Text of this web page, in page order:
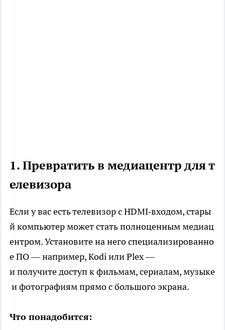
1. Превратить в медиацентр для т
елевизора
Если у вас есть телевизор с HDMI‑входом, стары
й компьютер может стать полноценным медиац
ентром. Установите на него специализированно
е ПО — например, Kodi или Plex —
и получите доступ к фильмам, сериалам, музыке
и фотографиям прямо с большого экрана.
Что понадобится: